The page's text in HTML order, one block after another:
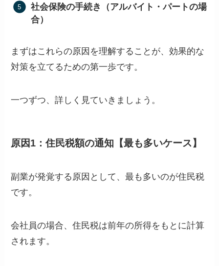
社会保険の手続き（アルバイト・パートの場
合）
まずはこれらの原因を理解することが、効果的な
対策を立てるための第一歩です。
一つずつ、詳しく見ていきましょう。
原因1：住民税額の通知【最も多いケース】
副業が発覚する原因として、最も多いのが住民税
です。
会社員の場合、住民税は前年の所得をもとに計算
されます。